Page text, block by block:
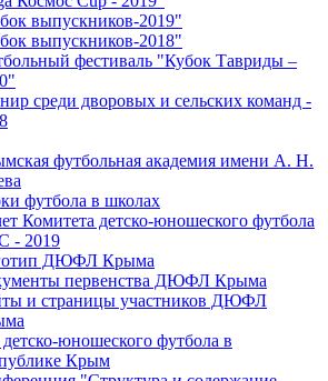
выпускников-2019"
выпускников-2018"
фестиваль "Кубок Тавриды –
среди дворовых и сельских команд -
футбольная академия имени А. Н.
футбола в школах
Комитета детско-юношеского футбола
- 2019
ДЮФЛ Крыма
первенства ДЮФЛ Крыма
и страницы участников ДЮФЛ
юношеского футбола в
Крым